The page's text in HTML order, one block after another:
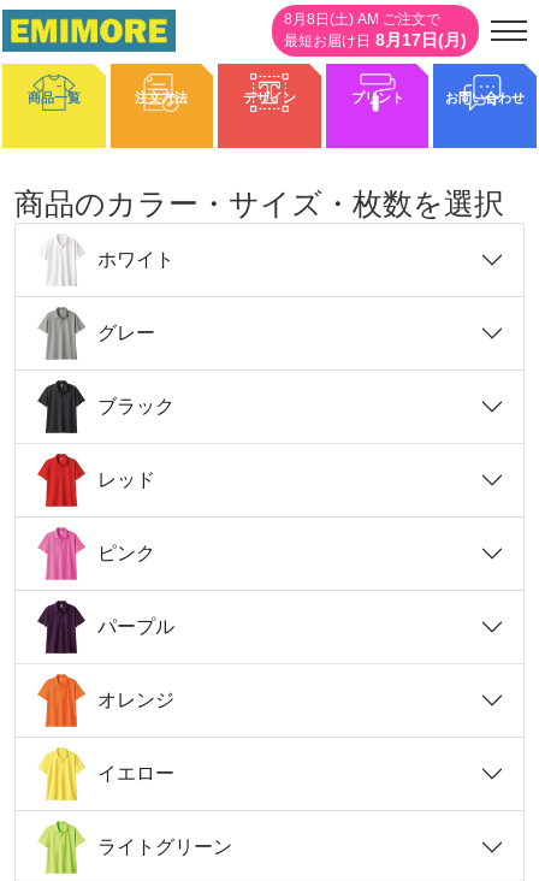
8月8日(土) AM ご注文で
最短お届け日 8月17日(月)
商品一覧 注文方法 デザイン プリント お問い合わせ
0%
商品のカラー・サイズ・枚数を選択
ホワイト
グレー
ブラック
レッド
ピンク
パープル
オレンジ
イエロー
ライトグリーン